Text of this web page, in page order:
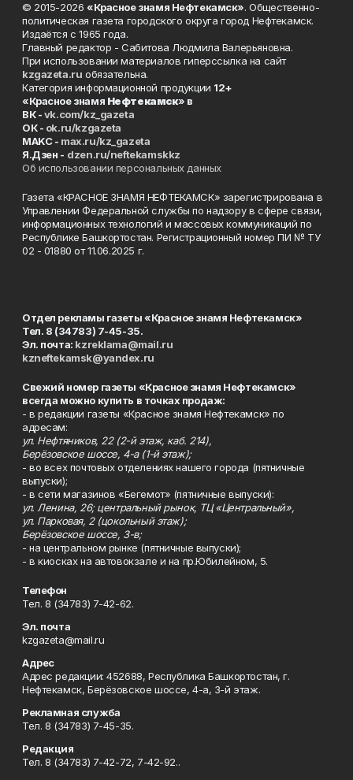
© 2015-2026 «Красное знамя Нефтекамск». Общественно-
политическая газета городского округа город Нефтекамск.
Издаётся с 1965 года.
Главный редактор - Сабитова Людмила Валерьяновна.
При использовании материалов гиперссылка на сайт
kzgazeta.ru обязательна.
Категория информационной продукции 12+
«Красное знамя Нефтекамск» в
ВК -vk.com/kz_gazeta
ОК - ok.ru/kzgazeta
MAKC - max.ru/kz_gazeta
Я.Дзен - dzen.ru/neftekamskkz
Об использовании персональных данных
Газета «КРАСНОЕ ЗНАМЯ НЕФТЕКАМСК» зарегистрирована в
Управлении Федеральной службы по надзору в сфере связи,
информационных технологий и массовых коммуникаций по
Республике Башкортостан. Регистрационный номер ПИ № ТУ
02 - 01880 от 11.06.2025 г.
Отдел рекламы газеты «Красное знамя Нефтекамск»
Тел. 8 (34783) 7-45-35.
Эл. почта: kzreklama@mail.ru
kzneftekamsk@yandex.ru
Свежий номер газеты «Красное знамя Нефтекамск»
всегда можно купить в точках продаж:
- в редакции газеты «Красное знамя Нефтекамск» по
адресам:
ул. Нефтяников, 22 (2-й этаж, каб. 214),
Берёзовское шоссе, 4-а (1-й этаж);
- во всех почтовых отделениях нашего города (пятничные
выпуски);
- в сети магазинов «Бегемот» (пятничные выпуски):
ул. Ленина, 26; центральный рынок, ТЦ «Центральный»,
ул. Парковая, 2 (цокольный этаж);
Берёзовское шоссе, 3-в;
- на центральном рынке (пятничные выпуски);
- в киосках на автовокзале и на пр.Юбилейном, 5.
Телефон
Тел. 8 (34783) 7-42-62.
Эл. почта
kzgazeta@mail.ru
Адрес
Адрес редакции: 452688, Республика Башкортостан, г.
Нефтекамск, Берёзовское шоссе, 4-а, 3-й этаж.
Рекламная служба
Тел. 8 (34783) 7-45-35.
Редакция
Тел. 8 (34783) 7-42-72, 7-42-92..